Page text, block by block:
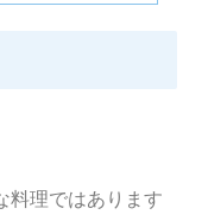
料理ではあります